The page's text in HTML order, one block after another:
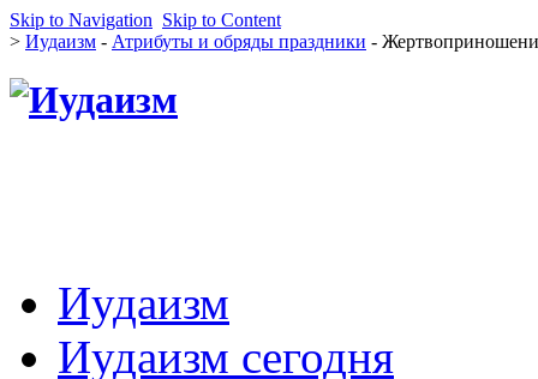
Skip to Navigation Skip to Content
> Иудаизм - Атрибуты и обряды праздники -
Иудаизм
Иудаизм сегодня